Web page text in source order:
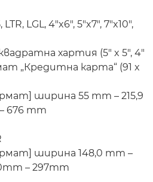
LGL, 4"x6", 5"x7", 7"x10",
хартия (5" x 5", 4"
„Кредитна карта“ (91 x
ширина 55 mm – 215,9
676 mm
ширина 148,0 mm –
– 297mm